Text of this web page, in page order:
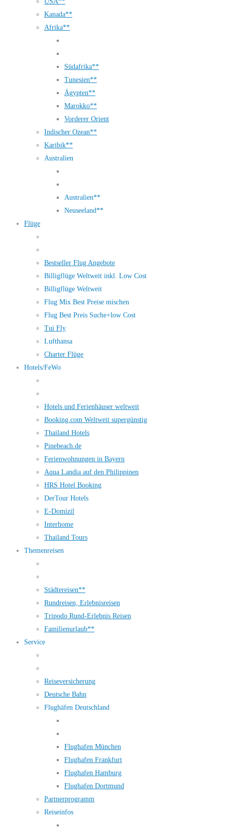
Kanada**
Afrika**
Südafrika**
Tunesien**
Ägypten**
Marokko**
Vorderer Orient
Indischer Ozean**
Karibik**
Australien
Australien**
Neuseeland**
Flüge
Bestseller Flug Angebote
Billigflüge Weltweit inkl. Low Cost
Billigflüge Weltweit
Flug Mix Best Preise mischen
Flug Best Preis Suche+low Cost
Tui Fly
Lufthansa
Charter Flüge
Hotels/FeWo
Hotels und Ferienhäuser weltweit
Booking.com Weltweit supergünstig
Thailand Hotels
Pinebeach.de
Ferienwohnungen in Bayern
Aqua Landia auf den Philippinen
HRS Hotel Booking
DerTour Hotels
E-Domizil
Interhome
Thailand Tours
Themenreisen
Städtereisen**
Rundreisen, Erlebnisreisen
Tripodo Rund-Erlebnis Reisen
Familienurlaub**
Service
Reiseversicherung
Deutsche Bahn
Flughäfen Deutschland
Flughafen München
Flughafen Frankfurt
Flughafen Hamburg
Flughafen Dortmund
Partnerprogramm
Reiseinfos